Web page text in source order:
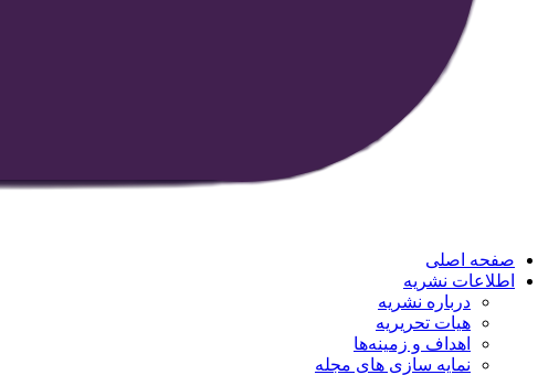
صفحه اصلی
اطلاعات نشریه
درباره نشریه
هیات تحریریه
اهداف و زمینه‌ها
نمایه سازی های مجله